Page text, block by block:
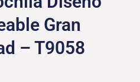
Gran
– T9058